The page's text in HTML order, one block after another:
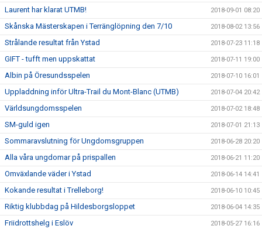
Laurent har klarat UTMB! 2018-09-01 08:20
Skånska Mästerskapen i Terränglöpning den 7/10 2018-08-02 13:56
Strålande resultat från Ystad 2018-07-23 11:18
GIFT - tufft men uppskattat 2018-07-11 19:00
Albin på Öresundsspelen 2018-07-10 16:01
Uppladdning inför Ultra-Trail du Mont-Blanc (UTMB) 2018-07-04 20:42
Världsungdomsspelen 2018-07-02 18:48
SM-guld igen 2018-07-01 21:13
Sommaravslutning för Ungdomsgruppen 2018-06-28 20:20
Alla våra ungdomar på prispallen 2018-06-21 11:20
Omväxlande väder i Ystad 2018-06-14 14:41
Kokande resultat i Trelleborg! 2018-06-10 10:45
Riktig klubbdag på Hildesborgsloppet 2018-06-04 14:35
Friidrottshelg i Eslöv 2018-05-27 16:16